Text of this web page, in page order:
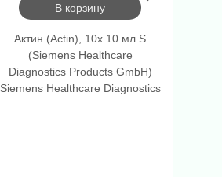
В корзину
Актин (Actin), 10х 10 мл S
(Siemens Healthcare
Diagnostics Products GmbH)
Siemens Healthcare Diagnostics